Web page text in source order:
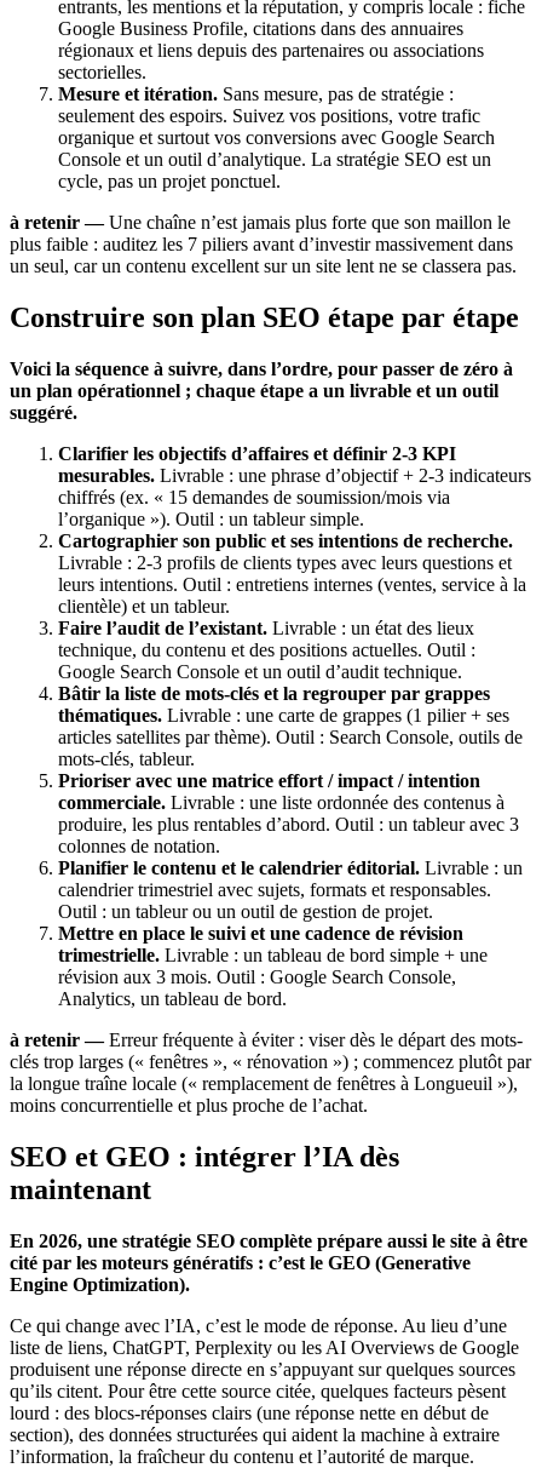
entrants, les mentions et la réputation, y compris locale : fiche
Google Business Profile, citations dans des annuaires
régionaux et liens depuis des partenaires ou associations
sectorielles.
Mesure et itération. Sans mesure, pas de stratégie :
seulement des espoirs. Suivez vos positions, votre trafic
organique et surtout vos conversions avec Google Search
Console et un outil d’analytique. La stratégie SEO est un
cycle, pas un projet ponctuel.
à retenir —Une chaîne n’est jamais plus forte que son maillon le
plus faible : auditez les 7 piliers avant d’investir massivement dans
un seul, car un contenu excellent sur un site lent ne se classera pas.
Construire son plan SEO étape par étape
Voici la séquence à suivre, dans l’ordre, pour passer de zéro à
un plan opérationnel ; chaque étape a un livrable et un outil
suggéré.
Clarifier les objectifs d’affaires et définir 2-3 KPI
mesurables. Livrable : une phrase d’objectif + 2-3 indicateurs
chiffrés (ex. « 15 demandes de soumission/mois via
l’organique »). Outil : un tableur simple.
Cartographier son public et ses intentions de recherche.
Livrable : 2-3 profils de clients types avec leurs questions et
leurs intentions. Outil : entretiens internes (ventes, service à la
clientèle) et un tableur.
Faire l’audit de l’existant. Livrable : un état des lieux
technique, du contenu et des positions actuelles. Outil :
Google Search Console et un outil d’audit technique.
Bâtir la liste de mots-clés et la regrouper par grappes
thématiques. Livrable : une carte de grappes (1 pilier + ses
articles satellites par thème). Outil : Search Console, outils de
mots-clés, tableur.
Prioriser avec une matrice effort / impact / intention
commerciale. Livrable : une liste ordonnée des contenus à
produire, les plus rentables d’abord. Outil : un tableur avec 3
colonnes de notation.
Planifier le contenu et le calendrier éditorial. Livrable : un
calendrier trimestriel avec sujets, formats et responsables.
Outil : un tableur ou un outil de gestion de projet.
Mettre en place le suivi et une cadence de révision
trimestrielle. Livrable : un tableau de bord simple + une
révision aux 3 mois. Outil : Google Search Console,
Analytics, un tableau de bord.
à retenir —Erreur fréquente à éviter : viser dès le départ des mots-
clés trop larges (« fenêtres », « rénovation ») ; commencez plutôt par
la longue traîne locale (« remplacement de fenêtres à Longueuil »),
moins concurrentielle et plus proche de l’achat.
SEO et GEO : intégrer l’IA dès
maintenant
En 2026, une stratégie SEO complète prépare aussi le site à être
cité par les moteurs génératifs : c’est le GEO (Generative
Engine Optimization).
Ce qui change avec l’IA, c’est le mode de réponse. Au lieu d’une
liste de liens, ChatGPT, Perplexity ou les AI Overviews de Google
produisent une réponse directe en s’appuyant sur quelques sources
qu’ils citent. Pour être cette source citée, quelques facteurs pèsent
lourd : des blocs-réponses clairs (une réponse nette en début de
section), des données structurées qui aident la machine à extraire
l’information, la fraîcheur du contenu et l’autorité de marque.